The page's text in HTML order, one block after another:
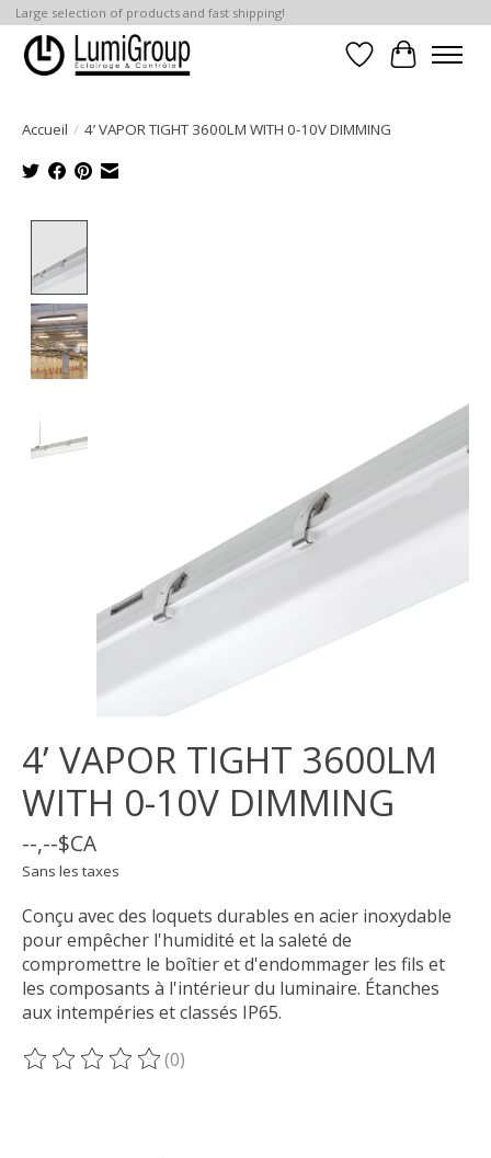
Large selection of products and fast shipping!
Liste dePanier
Accueil / 4’ VAPOR TIGHT 3600LM WITH 0-10V DIMMING
4’ VAPOR TIGHT 3600LM
WITH 0-10V DIMMING
--,--$CA
Sans les taxes
Conçu avec des loquets durables en acier inoxydable
pour empêcher l'humidité et la saleté de
compromettre le boîtier et d'endommager les fils et
les composants à l'intérieur du luminaire. Étanches
aux intempéries et classés IP65.
Ce produit est évalué à
(0)